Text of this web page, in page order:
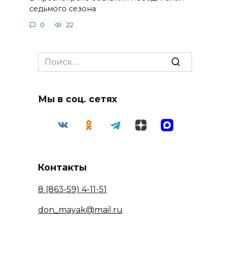
седьмого сезона
0 22
Search
for:
Мы в соц. сетях
Контакты
8 (863-59) 4-11-51
don_mayak@mail.ru